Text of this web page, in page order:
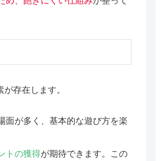
存在します。
面が多く、基本的な遊び方を楽
トの獲得が期待できます。この